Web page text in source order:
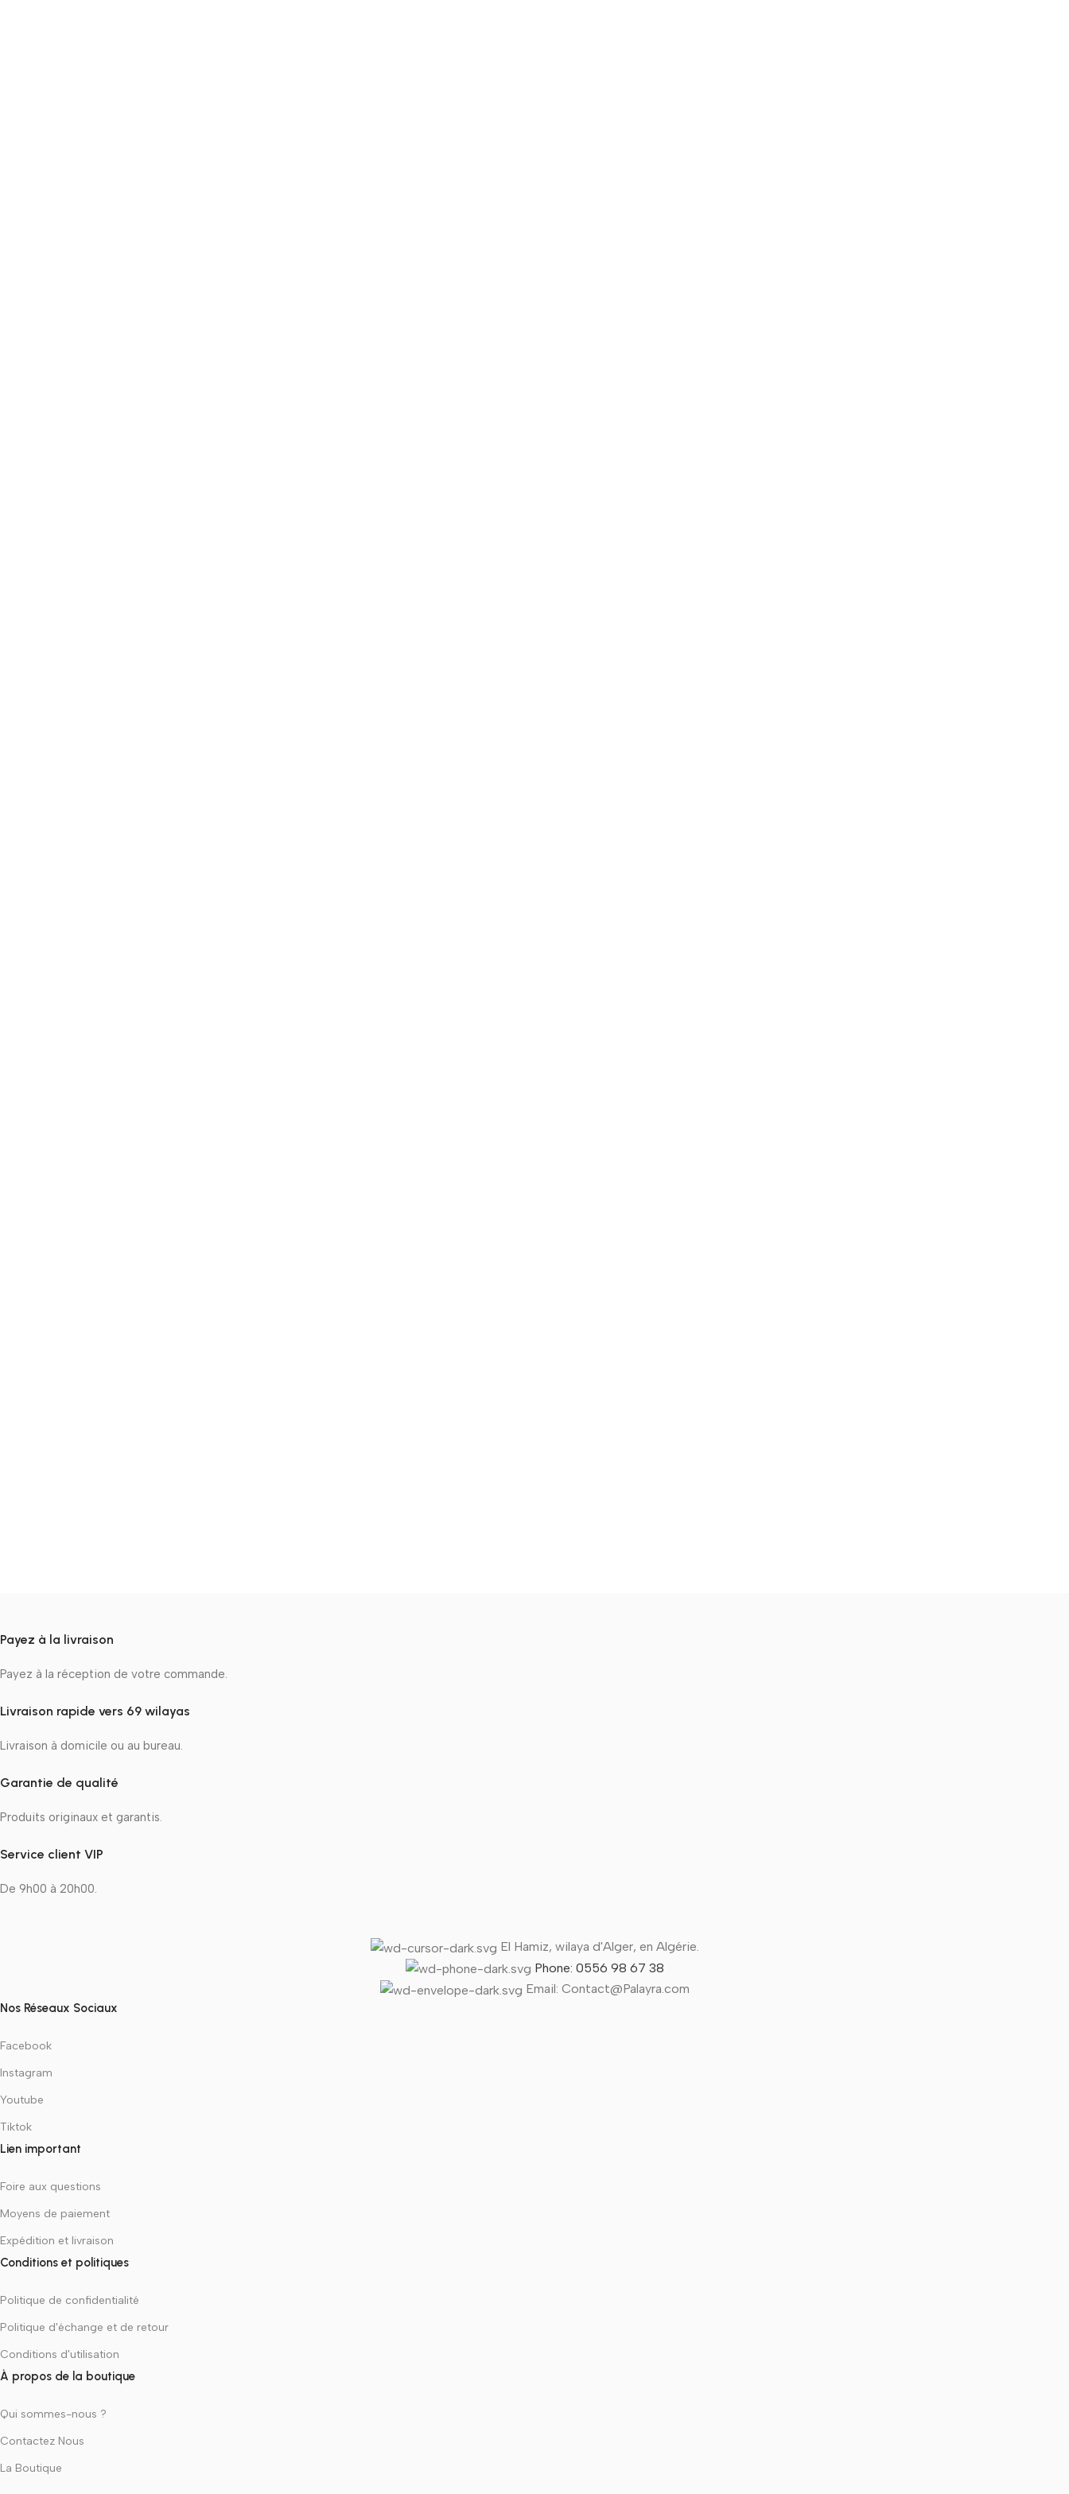
Payez à la livraison
Payez à la réception de votre commande.
Livraison rapide vers 69 wilayas
Livraison à domicile ou au bureau.
Garantie de qualité
Produits originaux et garantis.
Service client VIP
De 9h00 à 20h00.
El Hamiz, wilaya d'Alger, en Algérie.
Phone: 0556 98 67 38
Email: Contact@Palayra.com
Nos Réseaux Sociaux
Facebook
Instagram
Youtube
Tiktok
Lien important
Foire aux questions
Moyens de paiement
Expédition et livraison
Conditions et politiques
Politique de confidentialité
Politique d'échange et de retour
Conditions d'utilisation
À propos de la boutique
Qui sommes-nous ?
Contactez Nous
La Boutique